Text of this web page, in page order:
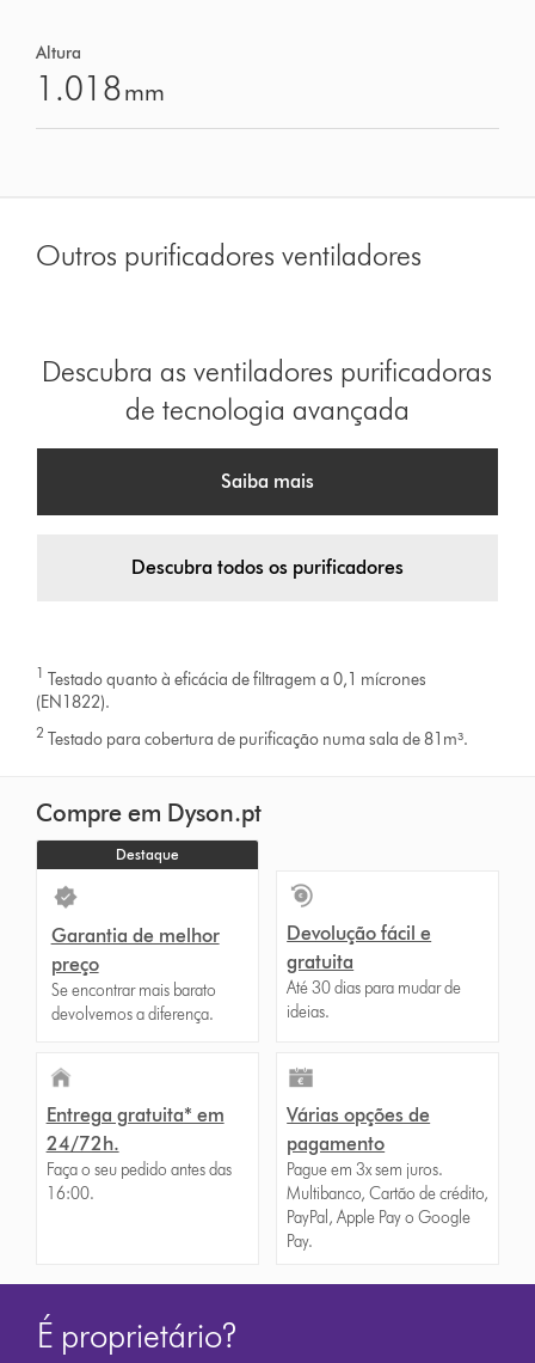
Altura
1.018mm
Outros purificadores ventiladores
Descubra as ventiladores purificadoras
de tecnologia avançada
Saiba mais
Descubra todos os purificadores
1 Testado quanto à eficácia de filtragem a 0,1 mícrones
(EN1822).
2 Testado para cobertura de purificação numa sala de 81m³.
Compre em Dyson.pt
Destaque
Garantia de melhor
preço
Se encontrar mais barato
devolvemos a diferença.
Devolução fácil e
gratuita
Até 30 dias para mudar de
ideias.
Entrega gratuita* em
24/72h.
Faça o seu pedido antes das
16:00.
Várias opções de
pagamento
Pague em 3x sem juros.
Multibanco, Cartão de crédito,
PayPal, Apple Pay o Google
Pay.
É proprietário?